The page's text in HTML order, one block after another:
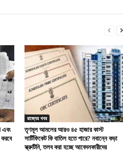
এবং
রাজ্যের খবর
তৃণমূল আমলের আরও ৪৫ হাজার কাস্ট
সার্টিফিকেট কি বাতিল হতে পারে? নবান্নে কড়া
স্ক্রুটিনি, তলব করা হচ্ছে আবেদনকারীদের